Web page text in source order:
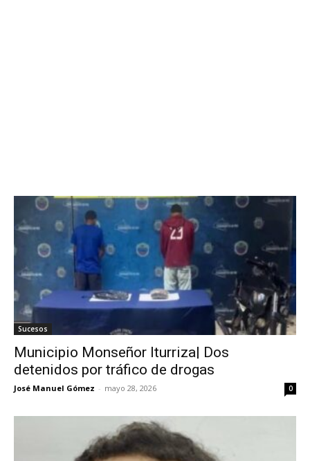
Sucesos
Municipio Monseñor Iturriza| Dos
detenidos por tráfico de drogas
José Manuel Gómez - mayo 28, 2026 0